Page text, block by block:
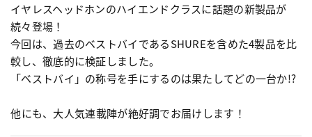
イヤレスヘッドホンのハイエンドクラスに話題の新製品が
続々登場！
今回は、過去のベストバイであるSHUREを含めた4製品を比
較し、徹底的に検証しました。
「ベストバイ」の称号を手にするのは果たしてどの一台か!?
他にも、大人気連載陣が絶好調でお届けします！